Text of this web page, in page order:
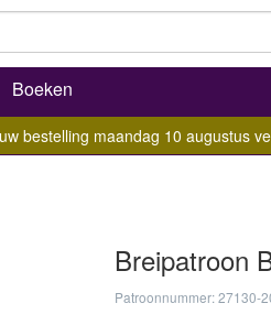
Boeken
bestelling maandag 10 augustus
Breipatroon
Patroonnummer: 27130-